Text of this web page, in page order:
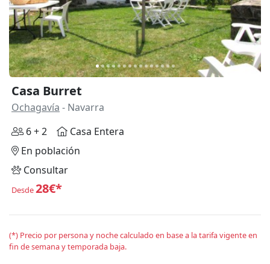
Casa Burret
Ochagavía - Navarra
6 + 2
Casa Entera
En población
Consultar
Desde28€*
(*) Precio por persona y noche calculado en base a la tarifa vigente en
fin de semana y temporada baja.